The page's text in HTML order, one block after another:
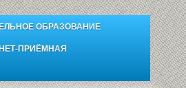
ОБРАЗОВАНИЕ
ПРИЁМНАЯ